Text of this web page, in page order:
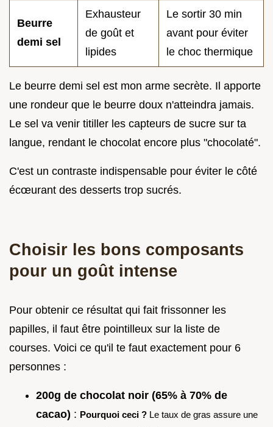
Beurre
demi sel
Exhausteur
de goût et
lipides
Le sortir 30 min
avant pour éviter
le choc thermique
Le beurre demi sel est mon arme secrète. Il apporte
une rondeur que le beurre doux n'atteindra jamais.
Le sel va venir titiller les capteurs de sucre sur ta
langue, rendant le chocolat encore plus "chocolaté".
C'est un contraste indispensable pour éviter le côté
écœurant des desserts trop sucrés.
Choisir les bons composants
pour un goût intense
Pour obtenir ce résultat qui fait frissonner les
papilles, il faut être pointilleux sur la liste de
courses. Voici ce qu'il te faut exactement pour 6
personnes :
200g de chocolat noir (65% à 70% de
cacao) : Pourquoi ceci ? Le taux de gras assure une